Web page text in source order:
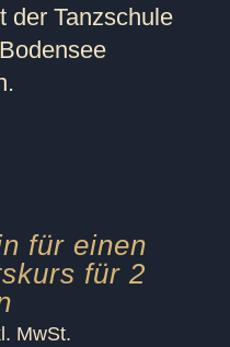
der Tanzschule
für einen
für 2
MwSt.